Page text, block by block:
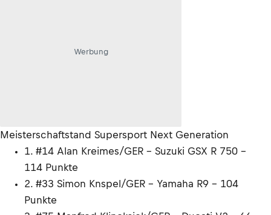
Werbung
Meisterschaftstand Supersport Next Generation
1. #14 Alan Kreimes/GER - Suzuki GSX R 750 -
114 Punkte
2. #33 Simon Knspel/GER - Yamaha R9 - 104
Punkte